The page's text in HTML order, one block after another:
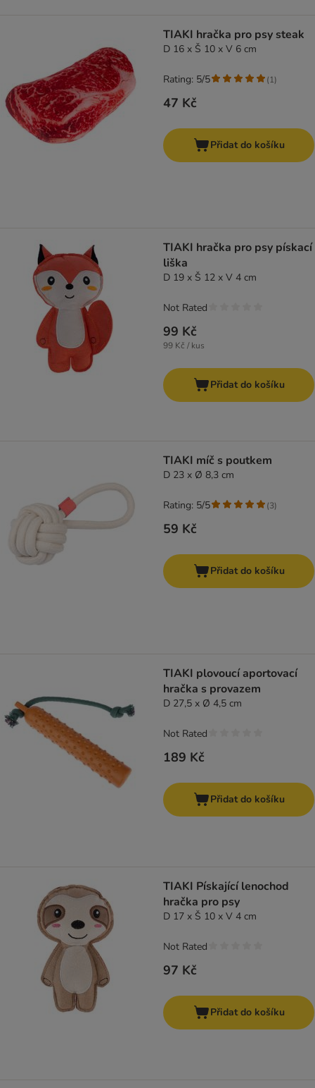
TIAKI hračka pro psy steak
D 16 x Š 10 x V 6 cm
47 Kč
Rating: 5/5 (1)
Přidat do košíku
TIAKI hračka pro psy pískací
liška
D 19 x Š 12 x V 4 cm
99 Kč
99 Kč / kus
Not Rated
Přidat do košíku
TIAKI míč s poutkem
D 23 x Ø 8,3 cm
59 Kč
Rating: 5/5 (3)
Přidat do košíku
TIAKI plovoucí aportovací
hračka s provazem
D 27,5 x Ø 4,5 cm
189 Kč
Not Rated
Přidat do košíku
TIAKI Pískající lenochod
hračka pro psy
D 17 x Š 10 x V 4 cm
97 Kč
Not Rated
Přidat do košíku